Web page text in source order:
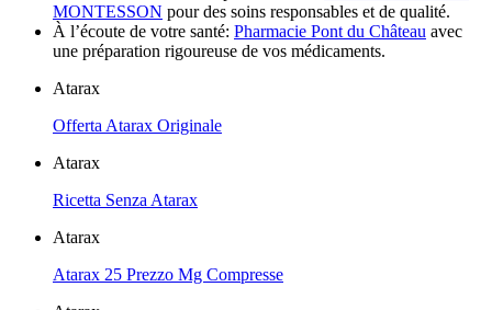
MONTESSON pour des soins responsables et de qualité.
À l’écoute de votre santé: Pharmacie Pont du Château avec
une préparation rigoureuse de vos médicaments.
Atarax
Offerta Atarax Originale
Atarax
Ricetta Senza Atarax
Atarax
Atarax 25 Prezzo Mg Compresse